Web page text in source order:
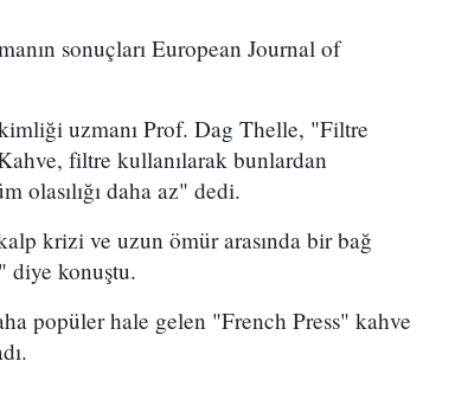
sonuçları European Journal of
uzmanı Prof. Dag Thelle, "Filtre
filtre kullanılarak bunlardan
olasılığı daha az" dedi.
krizi ve uzun ömür arasında bir bağ
diye konuştu.
popüler hale gelen "French Press" kahve